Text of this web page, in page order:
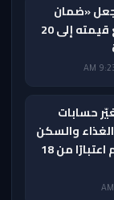
«ضمان
تأشيرة الزيارة» دائمًا وترفع قيمته إلى 20
حسابات
والسكن
قد تدخل تقييم العبء العام اعتبارًا من 18